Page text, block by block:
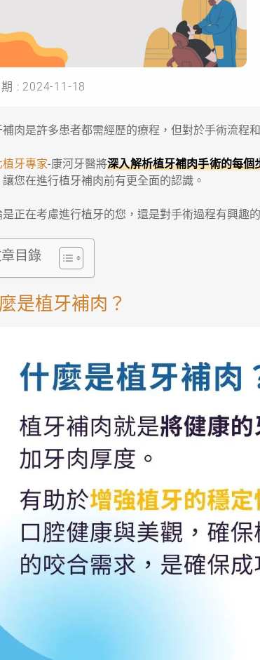
: 2024-11-18
肉是許多患者都需經歷的療程，但對於手術流程
植牙專家-康河牙醫將深入解析植牙補肉手術的每
讓您在進行植牙補肉前有更全面的認識。
正在考慮進行植牙的您，還是對手術過程有興趣
目錄
是植牙補肉？